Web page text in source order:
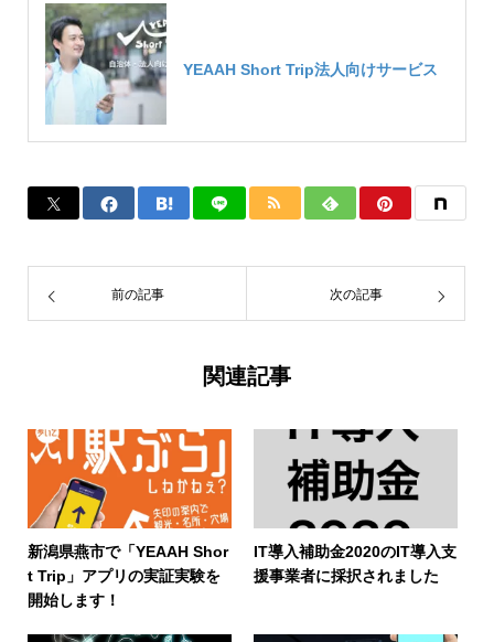
YEAAH Short Trip法人向けサービス
前の記事 次の記事
関連記事
新潟県燕市で「YEAAH Shor
t Trip」アプリの実証実験を
開始します！
IT導入補助金2020のIT導入支
援事業者に採択されました